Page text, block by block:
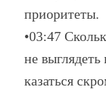
приоритеты.
•03:47
не
казаться